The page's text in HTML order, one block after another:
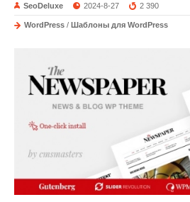
SeoDeluxe 2024-8-27 2 390
WordPress / Шаблоны для WordPress